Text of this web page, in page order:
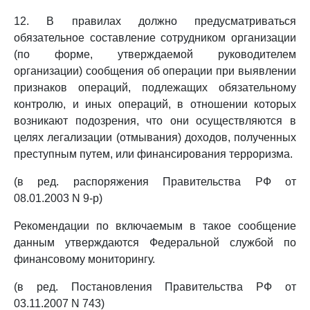
12. В правилах должно предусматриваться
обязательное составление сотрудником организации
(по форме, утверждаемой руководителем
организации) сообщения об операции при выявлении
признаков операций, подлежащих обязательному
контролю, и иных операций, в отношении которых
возникают подозрения, что они осуществляются в
целях легализации (отмывания) доходов, полученных
преступным путем, или финансирования терроризма.
(в ред. распоряжения Правительства РФ от
08.01.2003 N 9-р)
Рекомендации по включаемым в такое сообщение
данным утверждаются Федеральной службой по
финансовому мониторингу.
(в ред. Постановления Правительства РФ от
03.11.2007 N 743)